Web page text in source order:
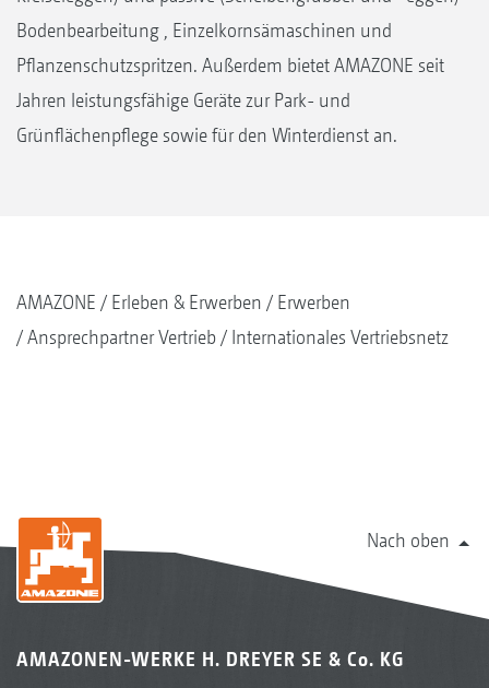
Bodenbearbeitung , Einzelkornsämaschinen und
Pflanzenschutzspritzen. Außerdem bietet AMAZONE seit
Jahren leistungsfähige Geräte zur Park- und
Grünflächenpflege sowie für den Winterdienst an.
AMAZONE Erleben & Erwerben
Erwerben
Ansprechpartner Vertrieb
Internationales Vertriebsnetz
Nach oben
AMAZONEN-WERKE H. DREYER SE & Co. KG